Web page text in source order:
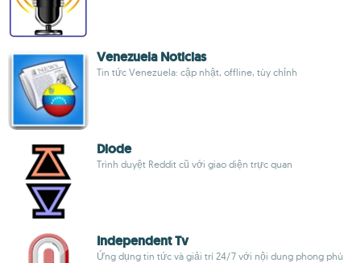
Venezuela Noticias
Tin tức Venezuela: cập nhật, offline, tùy chỉnh
Diode
Trình duyệt Reddit cũ với giao diện trực quan
Independent Tv
Ứng dụng tin tức và giải trí 24/7 với nội dung phong phú